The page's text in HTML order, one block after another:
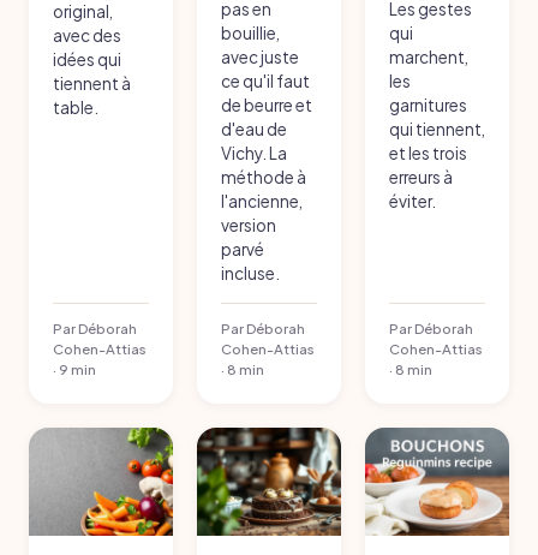
original,
avec des
idées qui
tiennent à
table.
Par Déborah
Cohen-Attias
· 9 min
pas en
bouillie,
avec juste
ce qu'il faut
de beurre et
d'eau de
Vichy. La
méthode à
l'ancienne,
version
parvé
incluse.
Par Déborah
Cohen-Attias
· 8 min
Les gestes
qui
marchent,
les
garnitures
qui tiennent,
et les trois
erreurs à
éviter.
Par Déborah
Cohen-Attias
· 8 min